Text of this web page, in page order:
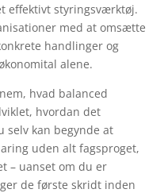
effektivt styringsværktøj.
med at omsætte
handlinger og
alene.
hvad balanced
hvordan det
selv kan begynde at
uden alt fagsproget,
– uanset om du er
de første skridt inden